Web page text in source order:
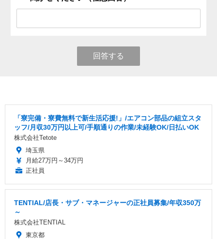
回答する
「寮完備・寮費無料で新生活応援!」/エアコン部品の組立スタ
ッフ/月収30万円以上可/手順通りの作業/未経験OK/日払いOK
株式会社Tetote
埼玉県
月給27万円～34万円
正社員
TENTIAL/店長・サブ・マネージャーの正社員募集/年収350万
～
株式会社TENTIAL
東京都